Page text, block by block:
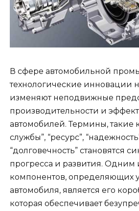
В сфере автомобильной
технологические инновации
изменяют неподвижные
производительности и
автомобилей. Термины, такие
службы”, “ресурс”,
“долговечность” становятся
прогресса и развития. Одним
компонентов, определяющих
автомобиля, является его
которая обеспечивает